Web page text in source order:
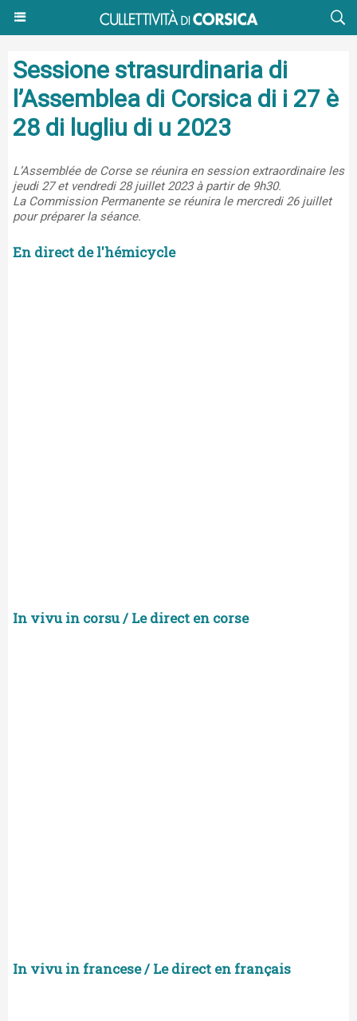
Sessione strasurdinaria di
l’Assemblea di Corsica di i 27 è
28 di lugliu di u 2023
L’Assemblée de Corse se réunira en session extraordinaire les
jeudi 27 et vendredi 28 juillet 2023 à partir de 9h30.
La Commission Permanente se réunira le mercredi 26 juillet
pour préparer la séance.
En direct de l'hémicycle
In vivu in corsu / Le direct en corse
In vivu in francese / Le direct en français